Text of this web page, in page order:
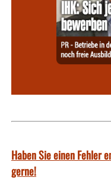
Haben Sie einen Fehler
gerne!